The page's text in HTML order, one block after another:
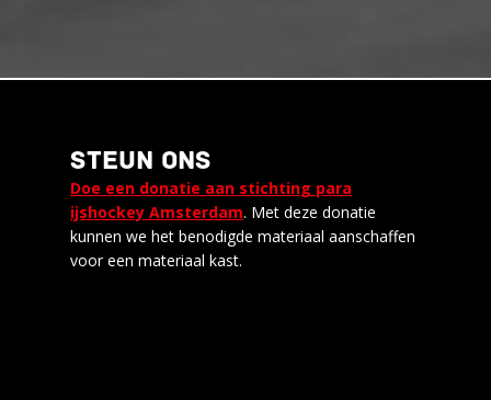
STEUN ONS
Doe een donatie aan stichting para
ijshockey Amsterdam. Met deze donatie
kunnen we het benodigde materiaal aanschaffen
voor een materiaal kast.